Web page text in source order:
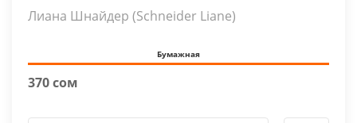
Лиана Шнайдер (Schneider Liane)
Бумажная
370 сом